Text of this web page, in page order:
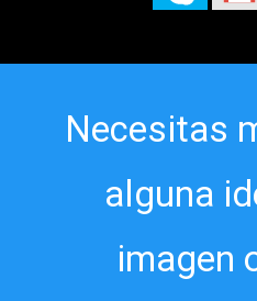
Necesitas
alguna
imagen